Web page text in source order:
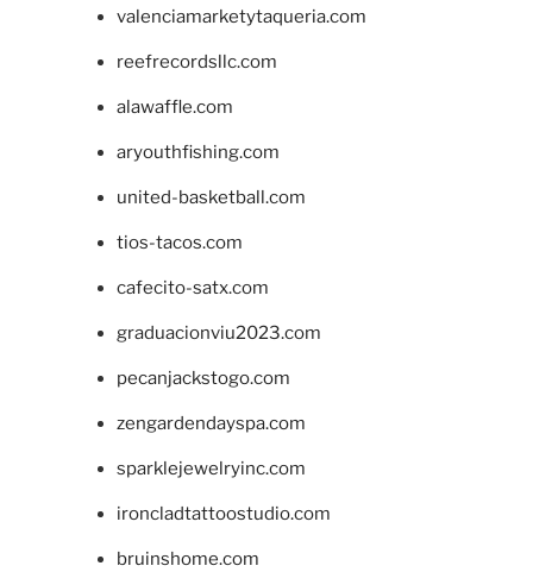
valenciamarketytaqueria.com
reefrecordsllc.com
alawaffle.com
aryouthfishing.com
united-basketball.com
tios-tacos.com
cafecito-satx.com
graduacionviu2023.com
pecanjackstogo.com
zengardendayspa.com
sparklejewelryinc.com
ironcladtattoostudio.com
bruinshome.com